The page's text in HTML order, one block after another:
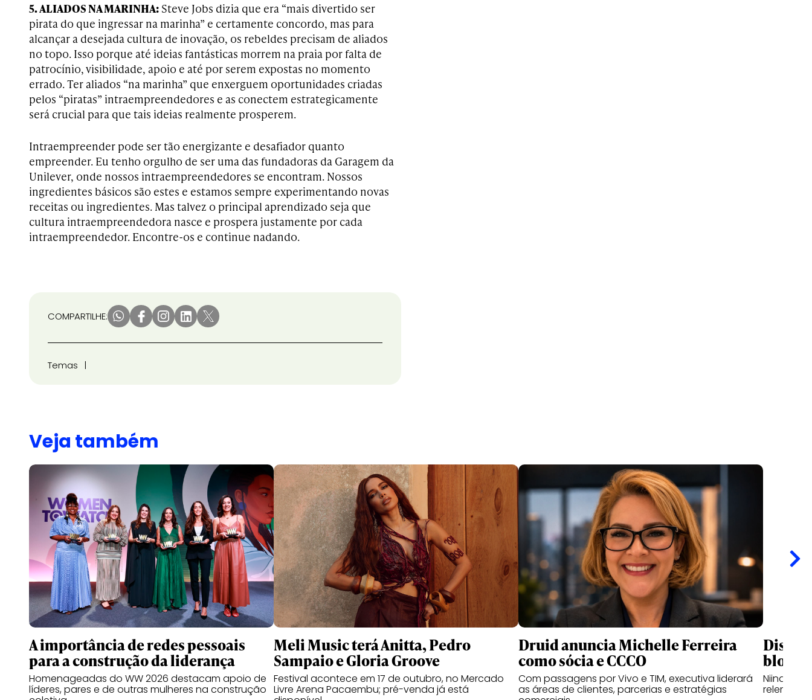
5. ALIADOS NA MARINHA: Steve Jobs dizia que era “mais divertido ser
pirata do que ingressar na marinha” e certamente concordo, mas para
alcançar a desejada cultura de inovação, os rebeldes precisam de aliados
no topo. Isso porque até ideias fantásticas morrem na praia por falta de
patrocínio, visibilidade, apoio e até por serem expostas no momento
errado. Ter aliados “na marinha” que enxerguem oportunidades criadas
pelos “piratas” intraempreendedores e as conectem estrategicamente
será crucial para que tais ideias realmente prosperem.
Intraempreender pode ser tão energizante e desafiador quanto
empreender. Eu tenho orgulho de ser uma das fundadoras da Garagem da
Unilever, onde nossos intraempreendedores se encontram. Nossos
ingredientes básicos são estes e estamos sempre experimentando novas
receitas ou ingredientes. Mas talvez o principal aprendizado seja que
cultura intraempreendedora nasce e prospera justamente por cada
intraempreendedor. Encontre-os e continue nadando.
COMPARTILHE:
Temas
Veja também
A importância de redes pessoais
para a construção da liderança
Homenageadas do WW 2026 destacam apoio de
líderes, pares e de outras mulheres na construção
Meli Music terá Anitta, Pedro
Sampaio e Gloria Groove
Festival acontece em 17 de outubro, no Mercado
Livre Arena Pacaembu; pré-venda já está
Druid anuncia Michelle Ferreira
como sócia e CCCO
Com passagens por Vivo e TIM, executiva liderará
as áreas de clientes, parcerias e estratégias
Niina